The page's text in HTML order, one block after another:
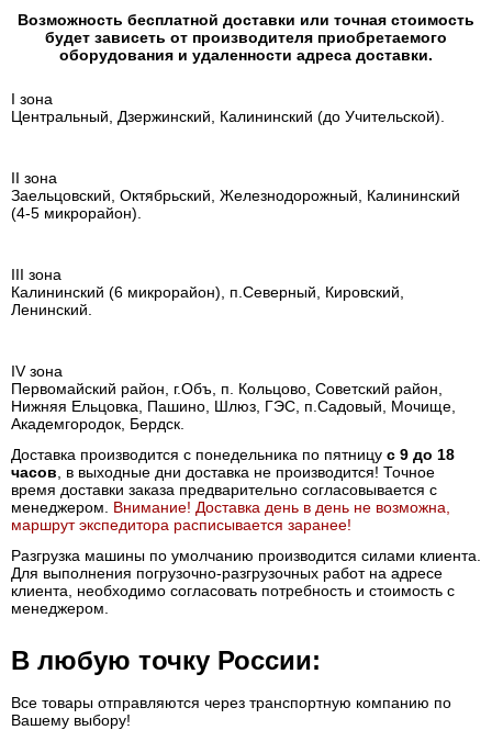
Возможность бесплатной доставки или точная стоимость
будет зависеть от производителя приобретаемого
оборудования и удаленности адреса доставки.
I зона
Центральный, Дзержинский, Калининский (до Учительской).
II зона
Заельцовский, Октябрьский, Железнодорожный, Калининский
(4-5 микрорайон).
III зона
Калининский (6 микрорайон), п.Северный, Кировский,
Ленинский.
IV зона
Первомайский район, г.Объ, п. Кольцово, Советский район,
Нижняя Ельцовка, Пашино, Шлюз, ГЭС, п.Садовый, Мочище,
Академгородок, Бердск.
Доставка производится с понедельника по пятницу с 9 до 18
часов , в выходные дни доставка не производится! Точное
время доставки заказа предварительно согласовывается с
менеджером. Внимание! Доставка день в день не возможна,
маршрут экспедитора расписывается заранее!
Разгрузка машины по умолчанию производится силами клиента.
Для выполнения погрузочно-разгрузочных работ на адресе
клиента, необходимо согласовать потребность и стоимость с
менеджером.
В любую точку России:
Все товары отправляются через транспортную компанию по
Вашему выбору!